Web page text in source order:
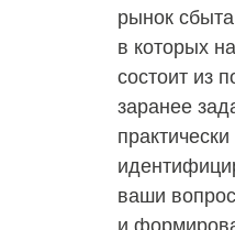
рынок
в которых
состоит из
заранее
ваши
и